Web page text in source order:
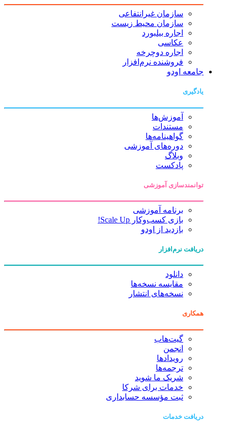
سازمان غیرانتفاعی
سازمان محیط زیست
اجاره بیلبورد
عکاسی
اجاره دوچرخه
فروشنده نرم‌افزار
جامعه اودو
یادگیری
آموزش‌ها
مستندات
گواهینامه‌ها
دوره‌های آموزشی
وبلاگ
پادکست
توانمندسازی آموزشی
برنامه آموزشی
بازی کسب‌وکار Scale Up!
بازدید از اودو
دریافت نرم‌افزار
دانلود
مقایسه نسخه‌ها
نسخه‌های انتشار
همکاری
گیت‌هاب
انجمن
رویدادها
ترجمه‌ها
شریک ما شوید
خدمات برای شرکا
ثبت مؤسسه حسابداری
دریافت خدمات